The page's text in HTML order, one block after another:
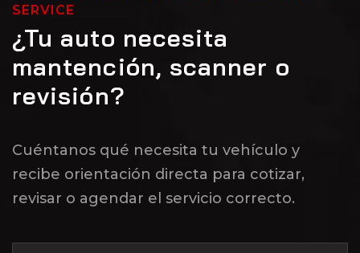
SERVICE
¿Tu auto necesita
mantención, scanner o
revisión?
Cuéntanos qué necesita tu vehículo y
recibe orientación directa para cotizar,
revisar o agendar el servicio correcto.